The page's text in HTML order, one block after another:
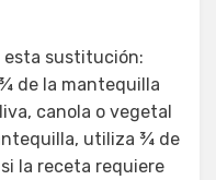
esta sustitución:
de la mantequilla
canola o vegetal
utiliza ¾ de
la receta requiere